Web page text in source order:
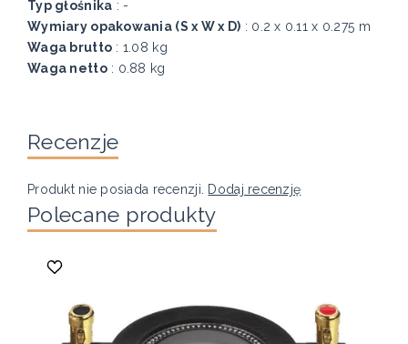
Typ głośnika : -
Wymiary opakowania (S x W x D) : 0.2 x 0.11 x 0.275 m
Waga brutto : 1.08 kg
Waga netto: 0.88 kg
Recenzje
Produkt nie posiada recenzji. Dodaj recenzję
Polecane produkty